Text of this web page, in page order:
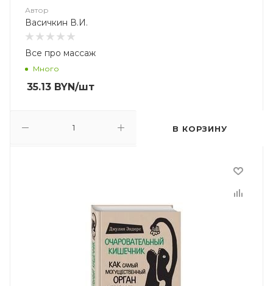
Автор
Васичкин В.И.
Все про массаж
Много
35.13 BYN/шт
В КОРЗИНУ